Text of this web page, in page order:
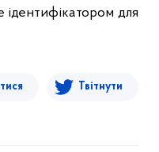
для
Твітнути